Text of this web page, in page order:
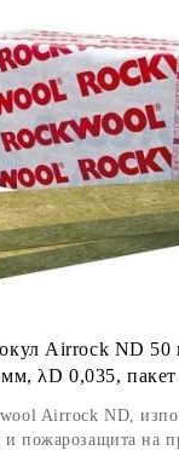
Airrock ND 50
λD 0,035, пакет
Airrock ND,
и пожарозащита на